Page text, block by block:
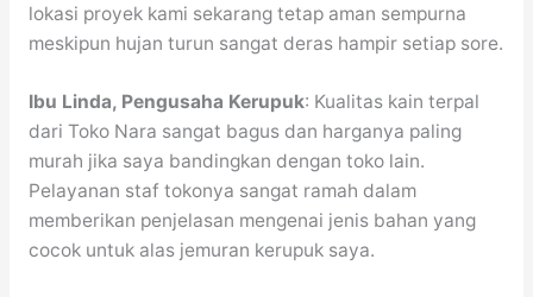
lokasi proyek kami sekarang tetap aman sempurna
meskipun hujan turun sangat deras hampir setiap sore.
Ibu Linda, Pengusaha Kerupuk: Kualitas kain terpal
dari Toko Nara sangat bagus dan harganya paling
murah jika saya bandingkan dengan toko lain.
Pelayanan staf tokonya sangat ramah dalam
memberikan penjelasan mengenai jenis bahan yang
cocok untuk alas jemuran kerupuk saya.